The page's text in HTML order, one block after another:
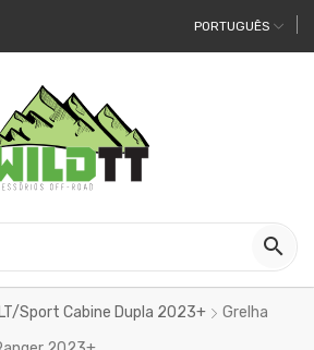
PORTUGUÊS

Sport Cabine Dupla 2023+
Grelha